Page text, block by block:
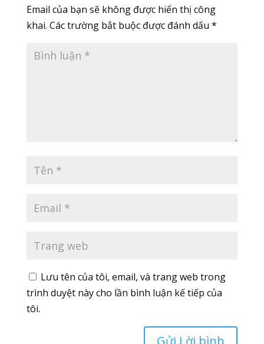
Email của bạn sẽ không được hiển thị công
khai. Các trường bắt buộc được đánh dấu *
Lưu tên của tôi, email, và trang web trong
trình duyệt này cho lần bình luận kế tiếp của
tôi.